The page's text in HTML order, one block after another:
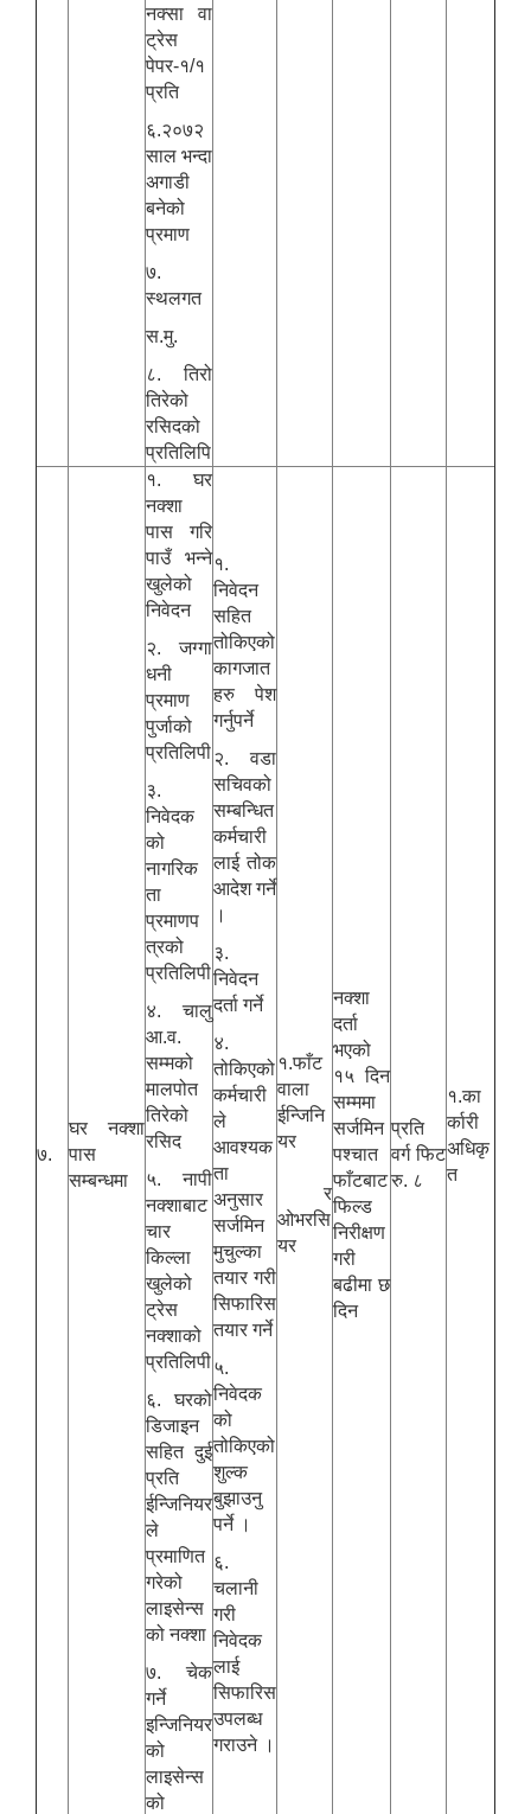
नक्सा वा
ट्रेस
पेपर-१/१
प्रति
६.२०७२
साल भन्दा
अगाडी
बनेको
प्रमाण
७.
स्थलगत
स.मु.
८. तिरो
तिरेको
रसिदको
प्रतिलिपि
७.
घर नक्शा
पास
सम्बन्धमा
१. घर
नक्शा
पास गरि
पाउँ भन्ने
खुलेको
निवेदन
२. जग्गा
धनी
प्रमाण
पुर्जाको
प्रतिलिपी
३.
निवेदक
को
नागरिक
ता
प्रमाणप
त्रको
प्रतिलिपी
४. चालु
आ.व.
सम्मको
मालपोत
तिरेको
रसिद
५. नापी
नक्शाबाट
चार
किल्ला
खुलेको
ट्रेस
नक्शाको
प्रतिलिपी
६. घरको
डिजाइन
सहित दुई
प्रति
ईन्जिनियर
ले
प्रमाणित
गरेको
लाइसेन्स
को नक्शा
७. चेक
गर्ने
इन्जिनियर
को
लाइसेन्स
को
१.
निवेदन
सहित
तोकिएको
कागजात
हरु पेश
गर्नुपर्ने
२. वडा
सचिवको
सम्बन्धित
कर्मचारी
लाई तोक
आदेश गर्ने
।
३.
निवेदन
दर्ता गर्ने
४.
तोकिएको
कर्मचारी
ले
आवश्यक
ता
अनुसार
सर्जमिन
मुचुल्का
तयार गरी
सिफारिस
तयार गर्ने
५.
निवेदक
को
तोकिएको
शुल्क
बुझाउनु
पर्ने ।
६.
चलानी
गरी
निवेदक
लाई
सिफारिस
उपलब्ध
गराउने ।
१.फाँट
वाला
ईन्जिनि
यर
र
ओभरसि
यर
नक्शा
दर्ता
भएको
१५ दिन
सम्ममा
सर्जमिन
पश्चात
फाँटबाट
फिल्ड
निरीक्षण
गरी
बढीमा छ
दिन
प्रति
वर्ग फिट
रु. ८
१.का
र्कारी
अधिकृ
त